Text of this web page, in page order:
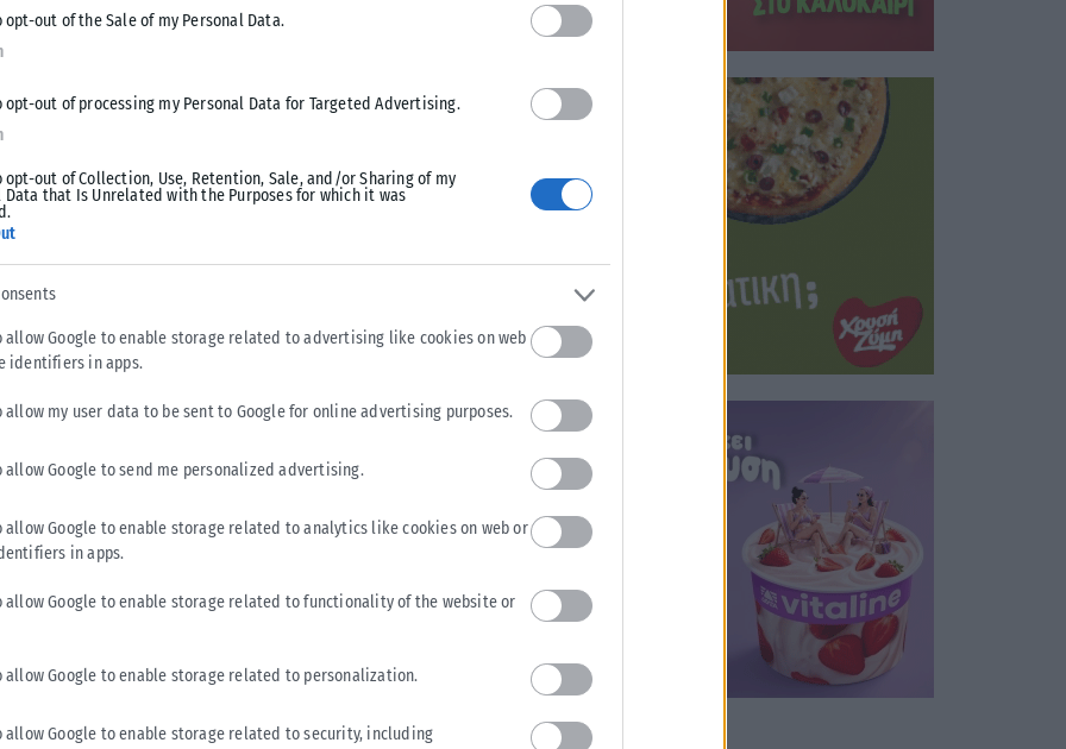
opt-out of the Sale of my Personal Data.
opt-out of processing my Personal Data for Targeted Advertising.
opt-out of Collection, Use, Retention, Sale, and/or Sharing of my
Data that Is Unrelated with the Purposes for which it was
allow Google to enable storage related to advertising like cookies on web
identifiers in apps.
allow my user data to be sent to Google for online advertising purposes.
allow Google to send me personalized advertising.
allow Google to enable storage related to analytics like cookies on web or
in apps.
allow Google to enable storage related to functionality of the website or
allow Google to enable storage related to personalization.
allow Google to enable storage related to security, including